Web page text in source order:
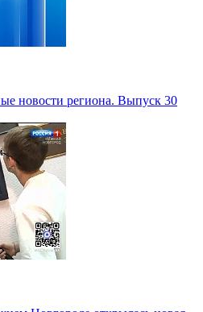
новости региона. Выпуск 30